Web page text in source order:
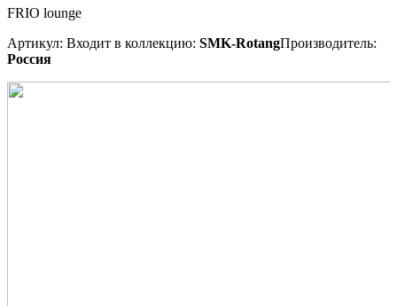
FRIO lounge
Артикул: Входит в коллекцию: SMK-RotangПроизводитель:
Россия